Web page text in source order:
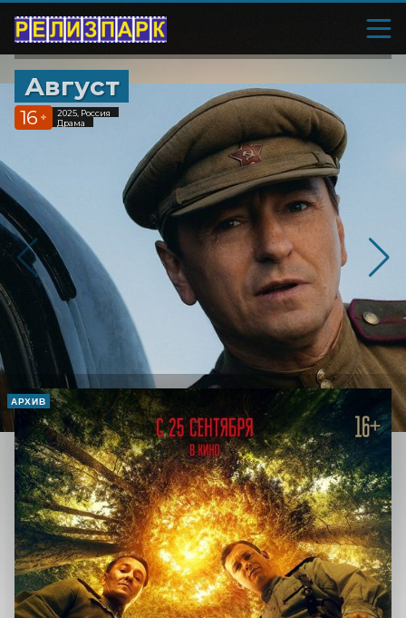
Август
16 +
2025, Россия
Драма
АРХИВ